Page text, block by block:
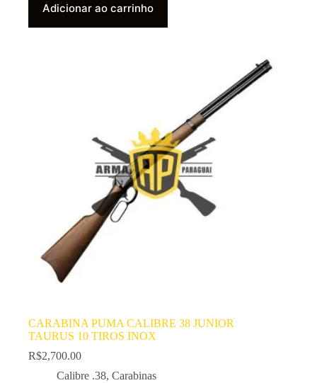
Adicionar ao carrinho
CARABINA PUMA CALIBRE 38 JUNIOR
TAURUS 10 TIROS INOX
R$2,700.00
Calibre .38, Carabinas